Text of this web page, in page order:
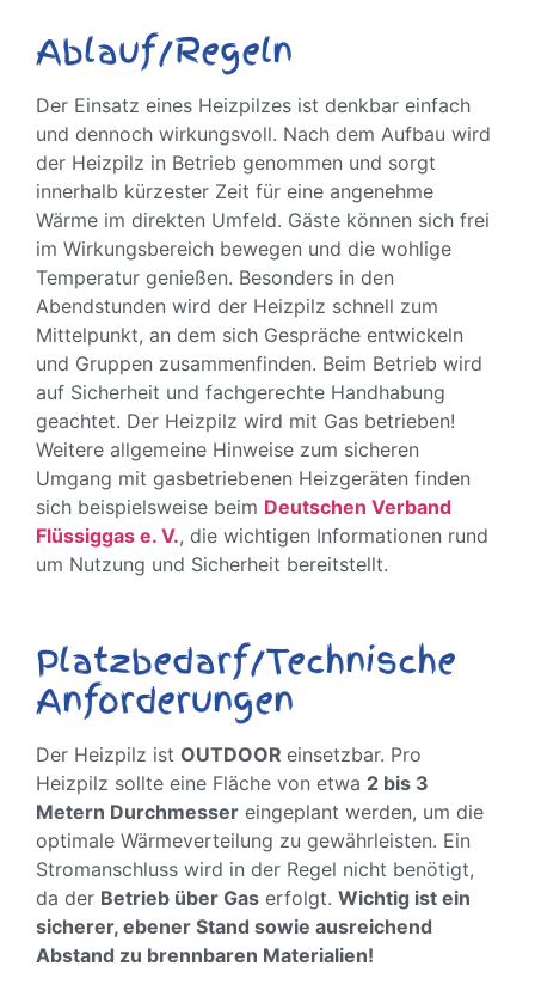
Ablauf/Regeln
Der Einsatz eines Heizpilzes ist denkbar einfach
und dennoch wirkungsvoll. Nach dem Aufbau wird
der Heizpilz in Betrieb genommen und sorgt
innerhalb kürzester Zeit für eine angenehme
Wärme im direkten Umfeld. Gäste können sich frei
im Wirkungsbereich bewegen und die wohlige
Temperatur genießen. Besonders in den
Abendstunden wird der Heizpilz schnell zum
Mittelpunkt, an dem sich Gespräche entwickeln
und Gruppen zusammenfinden. Beim Betrieb wird
auf Sicherheit und fachgerechte Handhabung
geachtet. Der Heizpilz wird mit Gas betrieben!
Weitere allgemeine Hinweise zum sicheren
Umgang mit gasbetriebenen Heizgeräten finden
sich beispielsweise beim Deutschen Verband
Flüssiggas e. V., die wichtigen Informationen rund
um Nutzung und Sicherheit bereitstellt.
Platzbedarf/Technische
Anforderungen
Der Heizpilz ist OUTDOOR einsetzbar. Pro
Heizpilz sollte eine Fläche von etwa 2 bis 3
Metern Durchmesser eingeplant werden, um die
optimale Wärmeverteilung zu gewährleisten. Ein
Stromanschluss wird in der Regel nicht benötigt,
da der Betrieb über Gas erfolgt. Wichtig ist ein
sicherer, ebener Stand sowie ausreichend
Abstand zu brennbaren Materialien!